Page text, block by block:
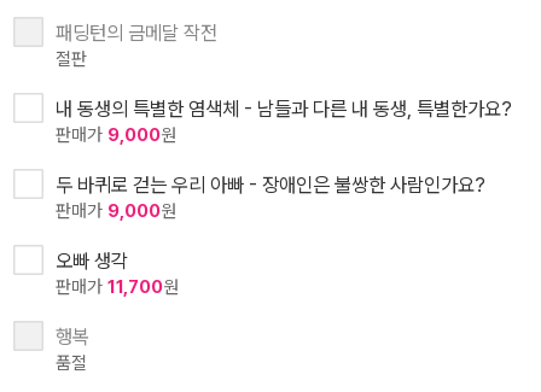
패딩턴의 금메달 작전
절판
내 동생의 특별한 염색체 - 남들과 다른 내 동생, 특별한가요?
판매가 9,000원
두 바퀴로 걷는 우리 아빠 - 장애인은 불쌍한 사람인가요?
판매가 9,000원
오빠 생각
판매가 11,700원
행복
품절